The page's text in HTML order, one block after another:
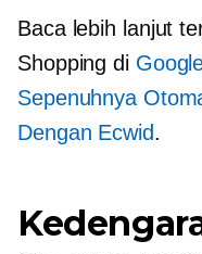
Baca lebih lanjut
Shopping di
Sepenuhnya
Dengan Ecwid.